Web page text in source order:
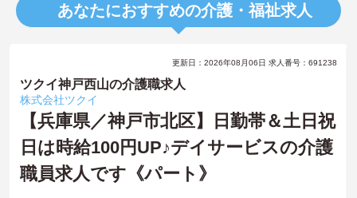
あなたにおすすめの介護・福祉求人
更新日：2026年08月06日 求人番号：691238
ツクイ神戸西山の介護職求人
株式会社ツクイ
【兵庫県／神戸市北区】日勤帯＆土日祝
日は時給100円UP♪デイサービスの介護
職員求人です《パート》